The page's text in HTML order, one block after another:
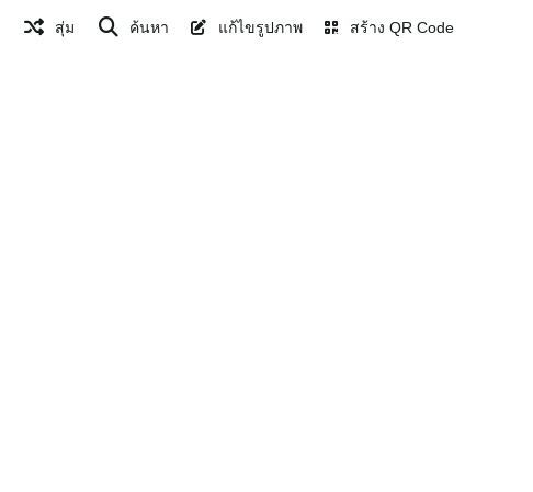
สุ่ม ค้นหา แก้ไขรูปภาพ สร้าง QR Code